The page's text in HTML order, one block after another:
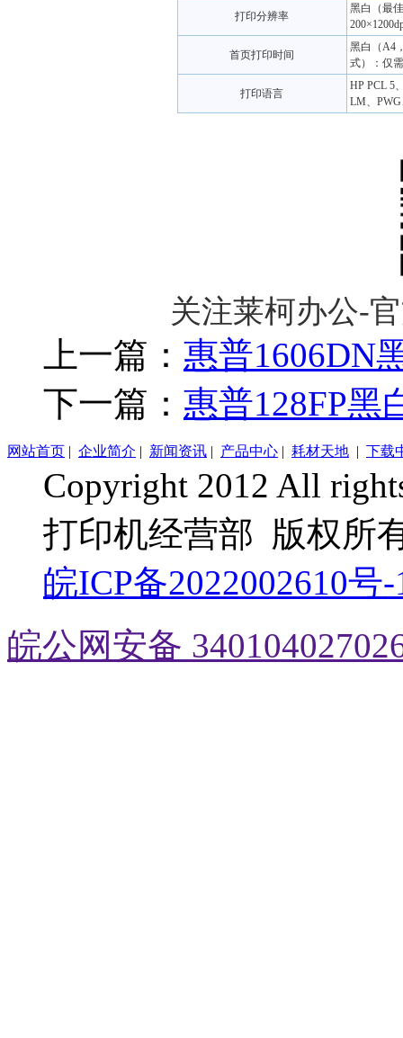
打印分辨率
黑白（最
首页打印时间
黑白（A4
式）：仅
打印语言
HP PCL 5
LM、
关注莱柯办公-
上一篇： 惠普1606DN
下一篇： 惠普128FP黑
网站首页 | 企业简介 | 新闻资讯 | 产品中心 | 耗材天地 | 下载
Copyright 2012 All
打印机经营部 版权所
皖ICP备2022002610号-
皖公网安备